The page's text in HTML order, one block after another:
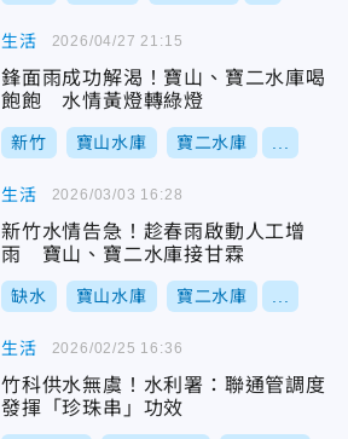
生活
鋒面雨成功解渴！寶山、寶二水庫喝
飽飽 水情黃燈轉綠燈
新竹 寶山水庫 寶二水庫
2026/04/27 21:15
生活
新竹水情告急！趁春雨啟動人工增
雨 寶山、寶二水庫接甘霖
缺水 寶山水庫 寶二水庫
2026/03/03 16:28
生活
竹科供水無虞！水利署：聯通管調度
發揮「珍珠串」功效
2026/02/25 16:36